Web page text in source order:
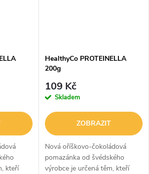
kteří
HealthyCo PROTEINELLA
200g
109 Kč
Skladem
ZOBRAZIT
Nová oříškovo-čokoládová
pomazánka od švédského
výrobce je určená těm, kteří